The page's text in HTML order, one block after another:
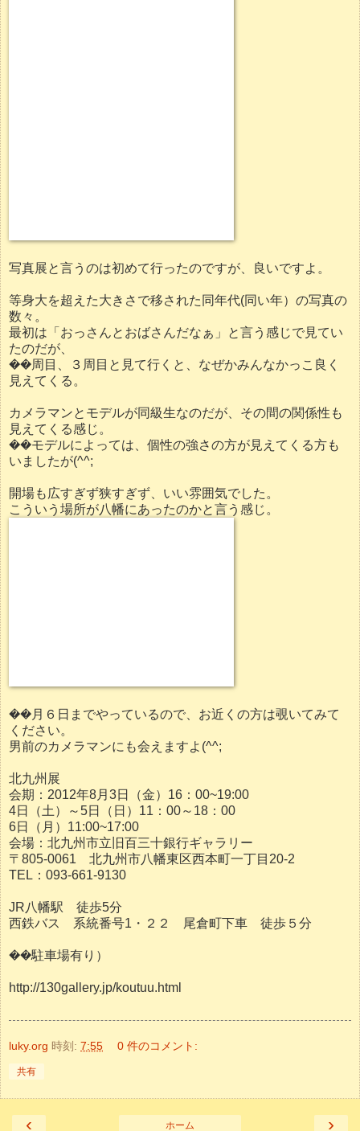
写真展と言うのは初めて行ったのですが、良いですよ。
等身大を超えた大きさで移された同年代(同い年）の写真の
数々。
最初は「おっさんとおばさんだなぁ」と言う感じで見てい
たのだが、
��周目、３周目と見て行くと、なぜかみんなかっこ良く
見えてくる。
カメラマンとモデルが同級生なのだが、その間の関係性も
見えてくる感じ。
��モデルによっては、個性の強さの方が見えてくる方も
いましたが(^^;
開場も広すぎず狭すぎず、いい雰囲気でした。
こういう場所が八幡にあったのかと言う感じ。
��月６日までやっているので、お近くの方は覗いてみて
ください。
男前のカメラマンにも会えますよ(^^;
北九州展
会期：2012年8月3日（金）16：00~19:00
4日（土）～5日（日）11：00～18：00
6日（月）11:00~17:00
会場：北九州市立旧百三十銀行ギャラリー
〒805-0061 北九州市八幡東区西本町一丁目20-2
TEL：093-661-9130
JR八幡駅 徒歩5分
西鉄バス 系統番号1・２２ 尾倉町下車 徒歩５分
��駐車場有り）
http://130gallery.jp/koutuu.html
luky.org 時刻: 7:55 0 件のコメント:
共有
‹ ›
ホーム